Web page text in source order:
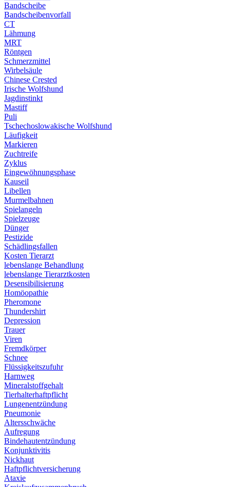
Bandscheibe
Bandscheibenvorfall
CT
Lähmung
MRT
Röntgen
Schmerzmittel
Wirbelsäule
Chinese Crested
Irische Wolfshund
Jagdinstinkt
Mastiff
Puli
Tschechoslowakische Wolfshund
Läufigkeit
Markieren
Zuchtreife
Zyklus
Eingewöhnungsphase
Kauseil
Libellen
Murmelbahnen
Spielangeln
Spielzeuge
Dünger
Pestizide
Schädlingsfallen
Kosten Tierarzt
lebenslange Behandlung
lebenslange Tierarztkosten
Desensibilisierung
Homöopathie
Pheromone
Thundershirt
Depression
Trauer
Viren
Fremdkörper
Schnee
Flüssigkeitszufuhr
Harnweg
Mineralstoffgehalt
Tierhalterhaftpflicht
Lungenentzündung
Pneumonie
Altersschwäche
Aufregung
Bindehautentzündung
Konjunktivitis
Nickhaut
Haftpflichtversicherung
Ataxie